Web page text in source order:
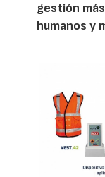
gestión
humanos y